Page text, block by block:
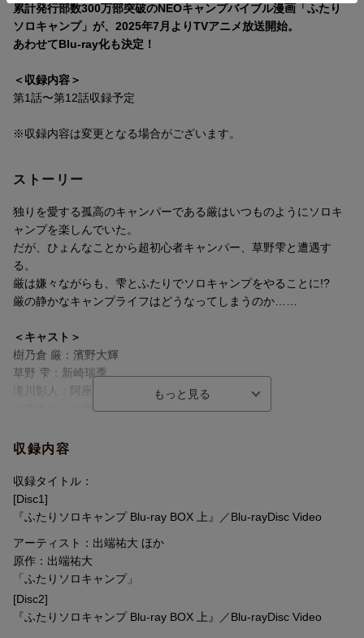
累計発行部数300万部突破のNEOキャンプバイブル漫画「ふたり
ソロキャンプ」が、2025年7月よりTVアニメ放送開始。
あわせてBlu-ray化も決定！
＜収録内容＞
第1話〜第12話収録予定
※収録内容は変更となる場合がございます。
ストーリー
独りを愛する孤高のキャンパーである厳はいつものようにソロキ
ャンプを楽しんでいた。
だが、ひょんなことから超初心者キャンパー、草野雫と遭遇す
る。
厳は嫌々ながらも、雫とふたりでソロキャンプをやることに!?
厳の静かなキャンプライフはどうなってしまうのか……
＜キャスト＞
樹乃倉 厳：濱野大輝
草野 雫：新崎瑞季
滝川彰人：阿座上洋平
大空さや：会沢紗弥
原作：出端祐大（講談社「モーニング」連載）
監督：羽鳥潤
脚本・シリーズ構成：皐月彩
脚本：瀬田光穂、谷崎央佳
キャラクターデザイン：島崎知美
美術監督：長谷川弘行
色彩設計：瀬戸治子
撮影監督：坪内弘樹
音響監督：八巻大樹
収録内容
収録タイトル：
[Disc1]
『ふたりソロキャンプ Blu-ray BOX 上』／Blu-rayDisc Video
アーティスト：出端祐大 ほか
原作：出端祐大
「ふたりソロキャンプ」
[Disc2]
『ふたりソロキャンプ Blu-ray BOX 上』／Blu-rayDisc Video